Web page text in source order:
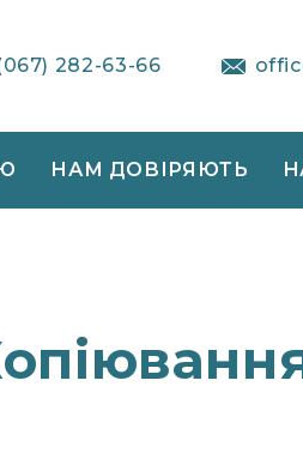
282-63-66
НАМ ДОВІРЯЮТЬ